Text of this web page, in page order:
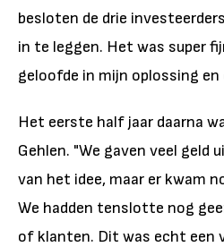
besloten de drie
in te leggen. Het was super
geloofde in mijn oplossing en
Het eerste half jaar daarna
Gehlen. "We gaven veel geld
van het idee, maar er kwam
We hadden tenslotte nog
of klanten. Dit was echt een